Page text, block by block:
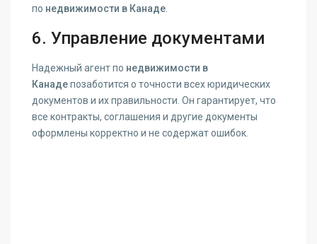
по недвижимости в Канаде
6. Управление документами
Надежный агент по недвижимости в
Канадепозаботится о точности всех юридических
документов и их правильности. Он гарантирует, что
все контракты, соглашения и другие документы
оформлены корректно и не содержат ошибок.